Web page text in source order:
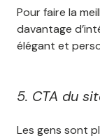
Pour faire la
davantage
élégant et
5. CTA du
Les gens sont